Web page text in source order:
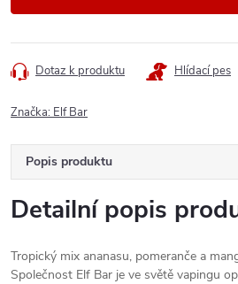
Dotaz k produktu Hlídací pes
Značka: Elf Bar
Popis produktu
Detailní popis
Tropický mix ananasu, pomeranče a
Společnost Elf Bar je ve světě vapingu